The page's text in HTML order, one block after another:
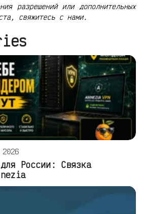
разрешений или дополнительных
свяжитесь с нами.
России: Связка